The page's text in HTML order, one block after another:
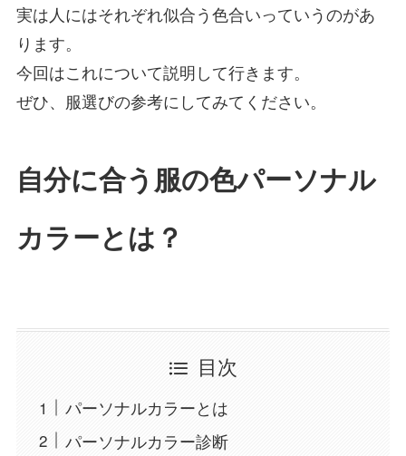
実は人にはそれぞれ似合う色合いっていうのがあ
ります。
今回はこれについて説明して行きます。
ぜひ、服選びの参考にしてみてください。
自分に合う服の色パーソナル
カラーとは？
目次
パーソナルカラーとは
パーソナルカラー診断